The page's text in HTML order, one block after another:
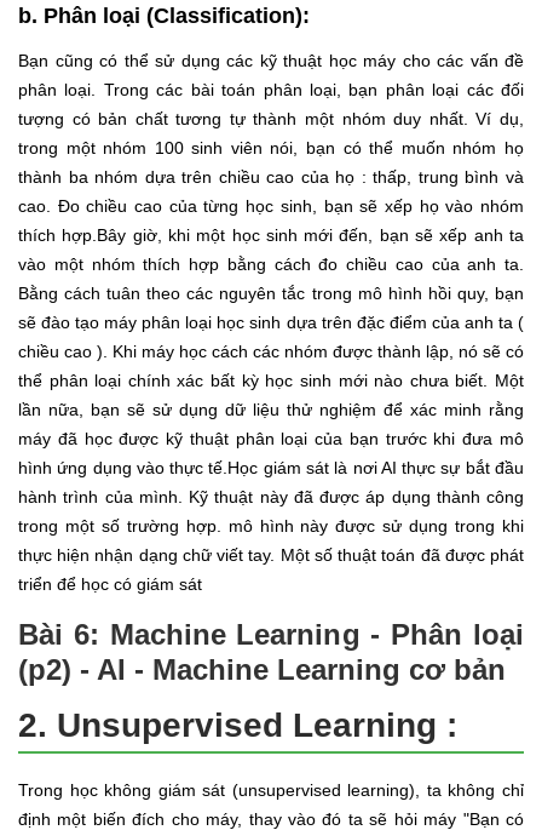
b. Phân loại (Classification):
Bạn cũng có thể sử dụng các kỹ thuật học máy cho các vấn đề
phân loại. Trong các bài toán phân loại, bạn phân loại các đối
tượng có bản chất tương tự thành một nhóm duy nhất. Ví dụ,
trong một nhóm 100 sinh viên nói, bạn có thể muốn nhóm họ
thành ba nhóm dựa trên chiều cao của họ : thấp, trung bình và
cao. Đo chiều cao của từng học sinh, bạn sẽ xếp họ vào nhóm
thích hợp.Bây giờ, khi một học sinh mới đến, bạn sẽ xếp anh ta
vào một nhóm thích hợp bằng cách đo chiều cao của anh ta.
Bằng cách tuân theo các nguyên tắc trong mô hình hồi quy, bạn
sẽ đào tạo máy phân loại học sinh dựa trên đặc điểm của anh ta (
chiều cao ). Khi máy học cách các nhóm được thành lập, nó sẽ có
thể phân loại chính xác bất kỳ học sinh mới nào chưa biết. Một
lần nữa, bạn sẽ sử dụng dữ liệu thử nghiệm để xác minh rằng
máy đã học được kỹ thuật phân loại của bạn trước khi đưa mô
hình ứng dụng vào thực tế.Học giám sát là nơi AI thực sự bắt đầu
hành trình của mình. Kỹ thuật này đã được áp dụng thành công
trong một số trường hợp. mô hình này được sử dụng trong khi
thực hiện nhận dạng chữ viết tay. Một số thuật toán đã được phát
triển để học có giám sát
Bài 6: Machine Learning - Phân loại
(p2) - AI - Machine Learning cơ bản
2. Unsupervised Learning :
Trong học không giám sát (unsupervised learning), ta không chỉ
định một biến đích cho máy, thay vào đó ta sẽ hỏi máy "Bạn có